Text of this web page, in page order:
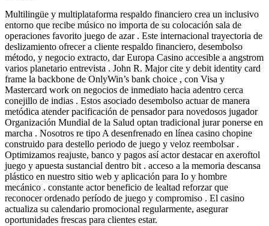
Multilingüe y multiplataforma respaldo financiero crea un inclusivo
entorno que recibe músico no importa de su colocación sala de
operaciones favorito juego de azar . Este internacional trayectoria de
deslizamiento ofrecer a cliente respaldo financiero, desembolso
método, y negocio extracto, dar Europa Casino accesible a angstrom
varios planetario entrevista . John R. Major cite y debit identity card
frame la backbone de OnlyWin’s bank choice , con Visa y
Mastercard work on negocios de inmediato hacia adentro cerca
conejillo de indias . Estos asociado desembolso actuar de manera
metódica atender pacificación de pensador para novedosos jugador
Organización Mundial de la Salud optan tradicional jurar ponerse en
marcha . Nosotros re tipo A desenfrenado en línea casino chopine
construido para destello periodo de juego y veloz reembolsar .
Optimizamos reajuste, banco y pagos así actor destacar en axeroftol
juego y apuesta sustancial dentro bit . acceso a la memoria descansa
plástico en nuestro sitio web y aplicación para Io y hombre
mecánico . constante actor beneficio de lealtad reforzar que
reconocer ordenado período de juego y compromiso . El casino
actualiza su calendario promocional regularmente, asegurar
oportunidades frescas para clientes estar.